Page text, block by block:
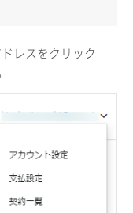
レスをクリック